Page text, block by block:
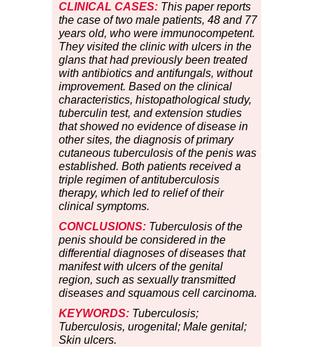
CLINICAL CASES: This paper reports
the case of two male patients, 48 and 77
years old, who were immunocompetent.
They visited the clinic with ulcers in the
glans that had previously been treated
with antibiotics and antifungals, without
improvement. Based on the clinical
characteristics, histopathological study,
tuberculin test, and extension studies
that showed no evidence of disease in
other sites, the diagnosis of primary
cutaneous tuberculosis of the penis was
established. Both patients received a
triple regimen of antituberculosis
therapy, which led to relief of their
clinical symptoms.
CONCLUSIONS: Tuberculosis of the
penis should be considered in the
differential diagnoses of diseases that
manifest with ulcers of the genital
region, such as sexually transmitted
diseases and squamous cell carcinoma.
KEYWORDS: Tuberculosis;
Tuberculosis, urogenital; Male genital;
Skin ulcers.